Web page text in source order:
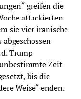
greifen die
attackierten
sie vier iranische
Trump
Zeit
bis die
Weise“ enden.